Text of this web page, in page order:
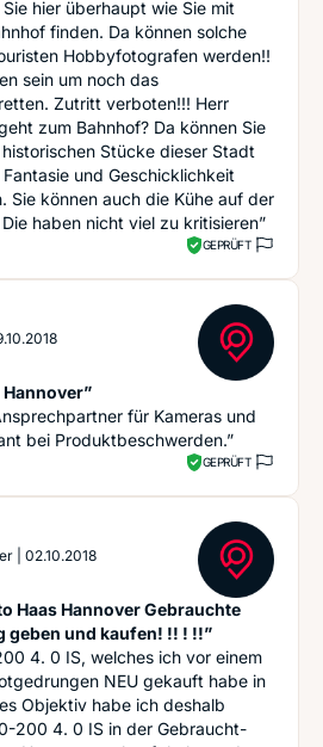
hier überhaupt wie Sie mit
finden. Da können solche
Hobbyfotografen werden!!
sein um noch das
Zutritt verboten!!! Herr
zum Bahnhof? Da können Sie
Stücke dieser Stadt
und Geschicklichkeit
Sie können auch die Kühe auf der
haben nicht viel zu kritisieren”
GEPRÜFT
für Kameras und
bei Produktbeschwerden.”
GEPRÜFT
02.10.2018
Haas Hannover Gebrauchte
geben und kaufen! !! ! !!”
4. 0 IS, welches ich vor einem
NEU gekauft habe in
Objektiv habe ich deshalb
200 4. 0 IS in der Gebraucht-